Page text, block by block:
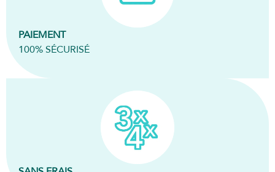
PAIEMENT
100% SÉCURISÉ